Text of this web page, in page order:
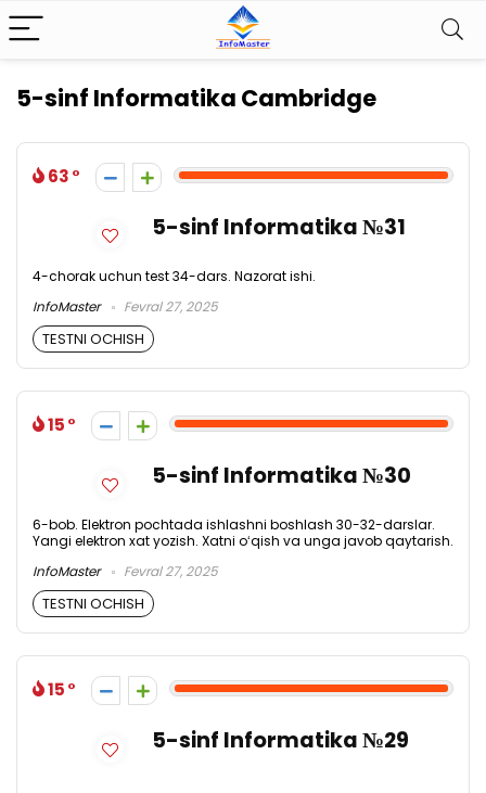
5-sinf Informatika Cambridge
63
5-sinf Informatika №31
4-chorak uchun test 34-dars. Nazorat ishi.
InfoMaster
Fevral 27, 2025
TESTNI OCHISH
15
5-sinf Informatika №30
6-bob. Elektron pochtada ishlashni boshlash 30-32-darslar.
Yangi elektron xat yozish. Xatni oʻqish va unga javob qaytarish.
InfoMaster
Fevral 27, 2025
TESTNI OCHISH
15
5-sinf Informatika №29